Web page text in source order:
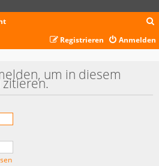
c
Anmelden
Registrieren
um in diesem
zitieren.